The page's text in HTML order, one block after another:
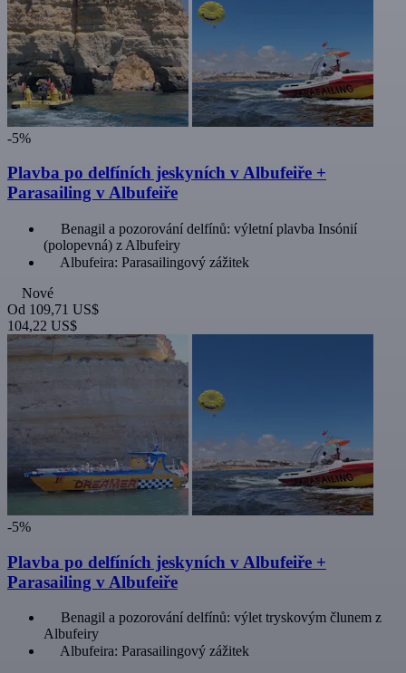
-5%
Plavba po delfíních jeskyních v Albufeiře +
Parasailing v Albufeiře
Benagil a pozorování delfínů: výletní plavba Insónií
(polopevná) z Albufeiry
Albufeira: Parasailingový zážitek
Nové
Od 109,71 US$
104,22 US$
-5%
Plavba po delfíních jeskyních v Albufeiře +
Parasailing v Albufeiře
Benagil a pozorování delfínů: výlet tryskovým člunem z
Albufeiry
Albufeira: Parasailingový zážitek